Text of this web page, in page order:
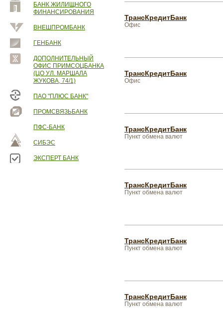
БАНК ЖИЛИЩНОГО
ФИНАНСИРОВАНИЯ
ВНЕШПРОМБАНК
ГЕНБАНК
ДОПОЛНИТЕЛЬНЫЙ
ОФИС ПРИМСОЦБАНКА
(ЦО УЛ. МАРШАЛА
ЖУКОВА, 74/1)
ПАО "ПЛЮС БАНК"
ПРОМСВЯЗЬБАНК
ПФС-БАНК
СИБЭС
ЭКСПЕРТ БАНК
ТрансКредитБанк
Офис
ТрансКредитБанк
Офис
ТрансКредитБанк
Пункт обмена валют
ТрансКредитБанк
Пункт обмена валют
ТрансКредитБанк
Пункт обмена валют
ТрансКредитБанк
Пункт обмена валют